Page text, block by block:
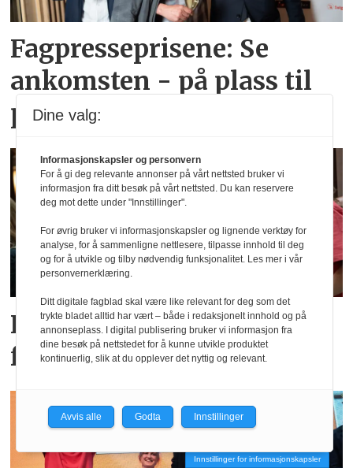
Fagpresseprisene: Se
ankomsten - på plass til
prisfesten
Fagpresseprisene: Bilder
fra prisfesten
Innstillinger for informasjonskapsler
Dine valg:
Informasjonskapsler og personvern
For å gi deg relevante annonser på vårt nettsted bruker vi
informasjon fra ditt besøk på vårt nettsted. Du kan reservere
deg mot dette under "Innstillinger".
For øvrig bruker vi informasjonskapsler og lignende verktøy for
analyse, for å sammenligne nettlesere, tilpasse innhold til deg
og for å utvikle og tilby nødvendig funksjonalitet. Les mer i vår
personvernerklæring.
Ditt digitale fagblad skal være like relevant for deg som det
trykte bladet alltid har vært – både i redaksjonelt innhold og på
annonseplass. I digital publisering bruker vi informasjon fra
dine besøk på nettstedet for å kunne utvikle produktet
kontinuerlig, slik at du opplever det nyttig og relevant.
Avvis alle Godta Innstillinger